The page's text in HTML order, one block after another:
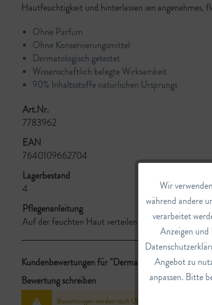
Hautfeuchtigkeit und hinterlassen ien angenehmes,
Ohne Parfum
Ohne Konservierungsmittel
Dermatologisch getestet
Wissenschaftlich belegte Wirksamkeit
90% Inhaltsstoffe natürlichen Ursprungs
Art.Nr.
7783962
EAN
7640109662704
Lagerbestand
4
Pflegenanleitung
Auf der feuchten Haut verteilen und gründlich
Kundenbewertungen für "Derma Reinigungsgel fürs
Bewertung schreiben
Bewertungen werden nach Überprüfung freigeschaltet.
Funktionale
Marketing
Tracking
Service
Wir
während andere
verarbeitet
Anzeigen
Angebot zu
anpassen. Bitte